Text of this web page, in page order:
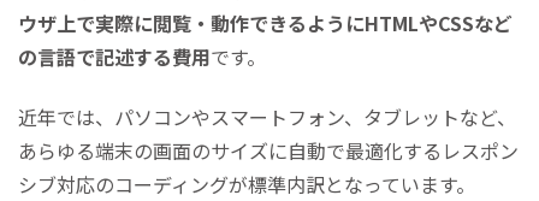
ウザ上で実際に閲覧・動作できるようにHTMLやCSSなど
の言語で記述する費用です。
近年では、パソコンやスマートフォン、タブレットなど、
あらゆる端末の画面のサイズに自動で最適化するレスポン
シブ対応のコーディングが標準内訳となっています。